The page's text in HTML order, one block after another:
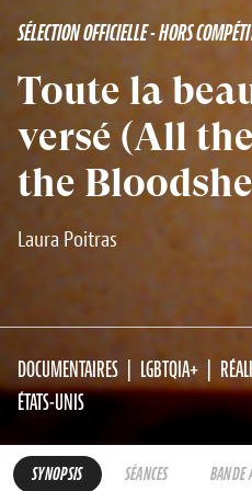
SÉLECTION OFFICIELLE - HORS
Toute la
versé (All
the
Laura Poitras
DOCUMENTAIRES LGBTQIA+
ÉTATS-UNIS
SYNOPSIS SÉANCES BANDE